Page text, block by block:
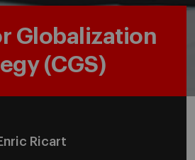
Globalization
(CGS)
Ricart